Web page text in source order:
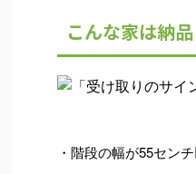
こんな家は納
・階段の幅が55セン